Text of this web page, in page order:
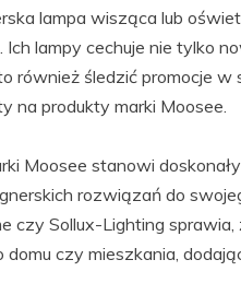
lampa wisząca lub
Ich lampy cechuje nie tylko
również śledzić promocje
na produkty marki Moosee.
Moosee stanowi
rozwiązań do
czy Sollux-Lighting
czy mieszkania,